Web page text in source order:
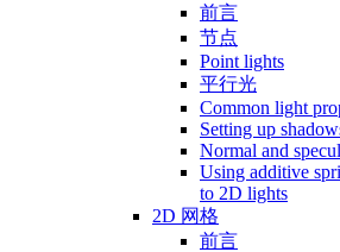
前言
节点
Point lights
平行光
Common light
Setting up
Normal and
Using additive
to 2D lights
2D 网格
前言